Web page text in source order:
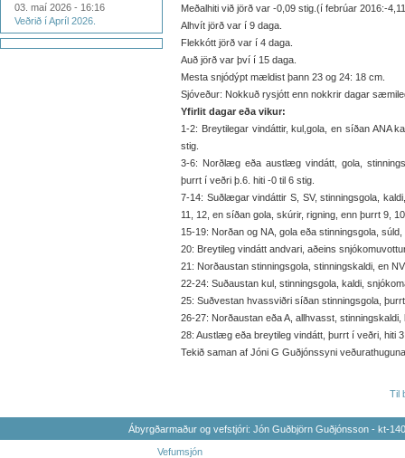
03. maí 2026 - 16:16
Veðrið í Apríl 2026.
Meðalhiti við jörð var -0,09 stig.(í febrúar 2016:-
Alhvít jörð var í 9 daga.
Flekkótt jörð var í 4 daga.
Auð jörð var því í 15 daga.
Mesta snjódýpt mældist þann 23 og 24: 18 cm.
Sjóveður: Nokkuð rysjótt enn nokkrir dagar
Yfirlit dagar eða vikur:
1-2: Breytilegar vindáttir, kul,gola, en síðan ANA
stig.
3-6: Norðlæg eða austlæg vindátt, gola,
þurrt í veðri þ.6. hiti -0 til 6 stig.
7-14: Suðlægar vindáttir S, SV, stinningsgola,
11, 12, en síðan gola, skúrir, rigning, enn þurrt 9,
15-19: Norðan og NA, gola eða stinningsgola,
20: Breytileg vindátt andvari, aðeins
21: Norðaustan stinningsgola, stinningskaldi, en
22-24: Suðaustan kul, stinningsgola, kaldi,
25: Suðvestan hvassviðri síðan stinningsgola,
26-27: Norðaustan eða A, allhvasst,
28: Austlæg eða breytileg vindátt, þurrt í veðri, hiti
Tekið saman af Jóni G Guðjónssyni
Til
Ábyrgðarmaður og vefstjóri: Jón Guðbjörn Guðjónsson - kt-
Vefumsjón